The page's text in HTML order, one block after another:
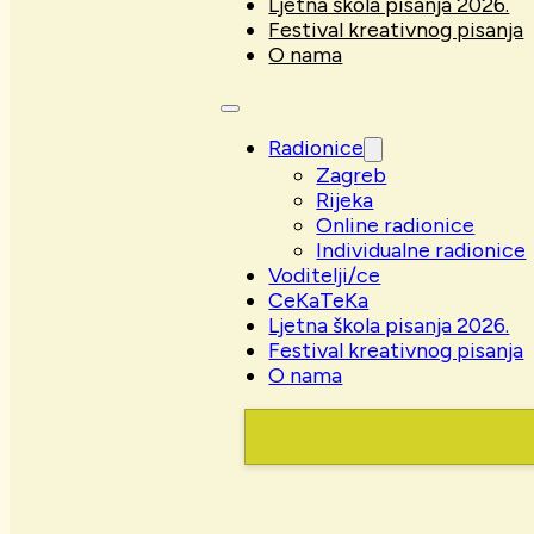
Festival kreativnog pisanja
O nama
Radionice
Zagreb
Rijeka
Online radionice
Individualne radionice
Voditelji/ce
CeKaTeKa
Ljetna škola pisanja 2026.
Festival kreativnog pisanja
O nama